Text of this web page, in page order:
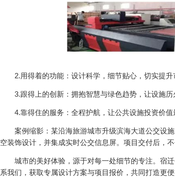
2.用得着的功能：设计科学，细节贴心，切实提升
3.跟得上的创新：拥抱智慧与绿色趋势，让设施历
4.靠得住的服务：全程护航，让公共设施投资价值
案例缩影：某沿海旅游城市升级滨海大道公交设施
空装饰设计，并集成实时公交信息屏。项目交付后，
城市的美好体验，源于对每一处细节的专注。宿迁
系我们，获取专属设计方案与项目报价，共同打造更